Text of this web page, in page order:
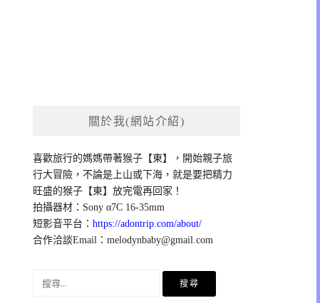
關於我(網站介紹)
喜歡旅行的媽媽帶著猴子【東】，開始親子旅
行大冒險，不論是上山或下海，就是要把精力
旺盛的猴子【東】放完電再回家！
拍攝器材：Sony α7C 16-35mm
短影音平台：https://adontrip.com/about/
合作洽談Email：melodynbaby@gmail.com